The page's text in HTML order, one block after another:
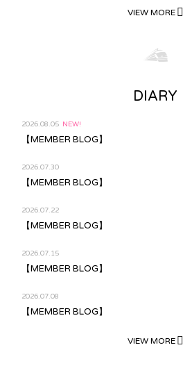
VIEW MORE
DIARY
2026.08.05 NEW!
【MEMBER BLOG】
2026.07.30
【MEMBER BLOG】
2026.07.22
【MEMBER BLOG】
2026.07.15
【MEMBER BLOG】
2026.07.08
【MEMBER BLOG】
VIEW MORE